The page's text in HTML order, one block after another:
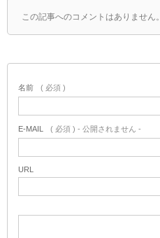
この記事へのコメントはありません。
名前 ( 必須 )
E-MAIL ( 必須 ) - 公開されません -
URL